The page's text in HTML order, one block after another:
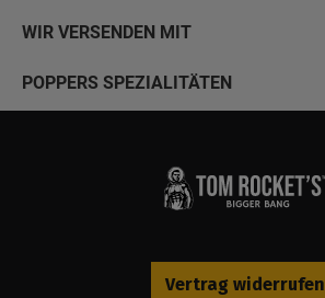
WIR VERSENDEN MIT
POPPERS SPEZIALITÄTEN
Vertrag widerrufen